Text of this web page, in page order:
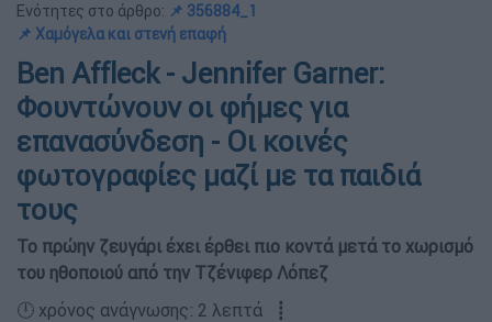
Ενότητες στο άρθρο: 📌 356884_1
📌 Χαμόγελα και στενή επαφή
Ben Affleck - Jennifer Garner:
Φουντώνουν οι φήμες για
επανασύνδεση - Οι κοινές
φωτογραφίες μαζί με τα παιδιά
τους
Το πρώην ζευγάρι έχει έρθει πιο κοντά μετά το χωρισμό
του ηθοποιού από την Τζένιφερ Λόπεζ
🕛 χρόνος ανάγνωσης: 2 λεπτά ┋